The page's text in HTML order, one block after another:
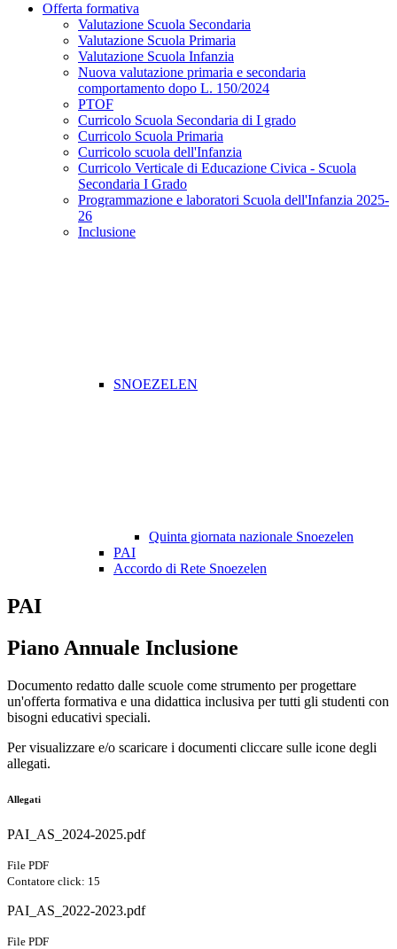
Offerta formativa
Valutazione Scuola Secondaria
Valutazione Scuola Primaria
Valutazione Scuola Infanzia
Nuova valutazione primaria e secondaria
comportamento dopo L. 150/2024
PTOF
Curricolo Scuola Secondaria di I grado
Curricolo Scuola Primaria
Curricolo scuola dell'Infanzia
Curricolo Verticale di Educazione Civica - Scuola
Secondaria I Grado
Programmazione e laboratori Scuola dell'Infanzia 2025-
26
Inclusione
SNOEZELEN
Quinta giornata nazionale Snoezelen
PAI
Accordo di Rete Snoezelen
PAI
Piano Annuale Inclusione
Documento redatto dalle scuole come strumento per progettare
un'offerta formativa e una didattica inclusiva per tutti gli studenti con
bisogni educativi speciali.
Per visualizzare e/o scaricare i documenti cliccare sulle icone degli
allegati.
Allegati
PAI_AS_2024-2025.pdf
File PDF
Contatore click: 15
PAI_AS_2022-2023.pdf
File PDF